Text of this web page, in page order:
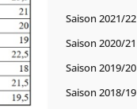
Saison 2021/22
Saison 2020/21
Saison 2019/20
Saison 2018/19